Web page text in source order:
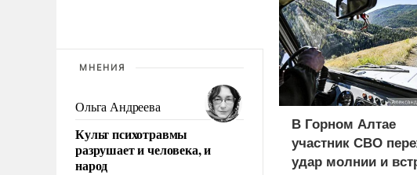
МНЕНИЯ
Ольга Андреева
Культ психотравмы
разрушает и человека, и
народ
В Горном Алтае
участник СВО
удар молнии и